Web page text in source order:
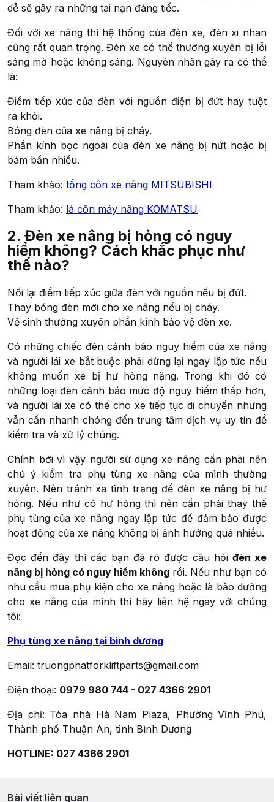
dễ sẽ gây ra những tai nạn đáng tiếc.
Đối với xe nâng thì hệ thống của đèn xe, đèn xi nhan
cũng rất quan trọng. Đèn xe có thể thường xuyên bị lỗi
sáng mờ hoặc không sáng. Nguyên nhân gây ra có thể
là:
Điểm tiếp xúc của đèn với nguồn điện bị đứt hay tuột
ra khỏi.
Bóng đèn của xe nâng bị cháy.
Phần kính bọc ngoài của đèn xe nâng bị nứt hoặc bị
bám bẩn nhiều.
Tham khảo: tổng côn xe nâng MITSUBISHI
Tham khảo: lá côn máy nâng KOMATSU
2. Đèn xe nâng bị hỏng có nguy
hiểm không? Cách khắc phục như
thế nào?
Nối lại điểm tiếp xúc giữa đèn với nguồn nếu bị đứt.
Thay bóng đèn mới cho xe nâng nếu bị cháy.
Vệ sinh thường xuyên phần kính bảo vệ đèn xe.
Có những chiếc đèn cảnh báo nguy hiểm của xe nâng
và người lái xe bắt buộc phải dừng lại ngay lập tức nếu
không muốn xe bị hư hỏng nặng. Trong khi đó có
những loại đèn cảnh báo mức độ nguy hiểm thấp hơn,
và người lái xe có thể cho xe tiếp tục di chuyển nhưng
vẫn cần nhanh chóng đến trung tâm dịch vụ uy tín để
kiểm tra và xử lý chúng.
Chính bởi vì vậy người sử dụng xe nâng cần phải nên
chú ý kiểm tra phụ tùng xe nâng của mình thường
xuyên. Nên tránh xa tình trạng để đèn xe nâng bị hư
hỏng. Nếu như có hư hỏng thì nên cần phải thay thế
phụ tùng của xe nâng ngay lập tức để đảm bảo được
hoạt động của xe nâng không bị ảnh hưởng quá nhiều.
Đọc đến đây thì các bạn đã rõ được câu hỏi đèn xe
nâng bị hỏng có nguy hiểm không rồi. Nếu như bạn có
nhu cầu mua phụ kiện cho xe nâng hoặc là bảo dưỡng
cho xe nâng của mình thì hãy liên hệ ngay với chúng
tôi:
Phụ tùng xe nâng tại bình dương
Email: truongphatforkliftparts@gmail.com
Điện thoại: 0979 980 744 - 027 4366 2901
Địa chỉ: Tòa nhà Hà Nam Plaza, Phường Vĩnh Phú,
Thành phố Thuận An, tỉnh Bình Dương
HOTLINE: 027 4366 2901
Bài viết liên quan